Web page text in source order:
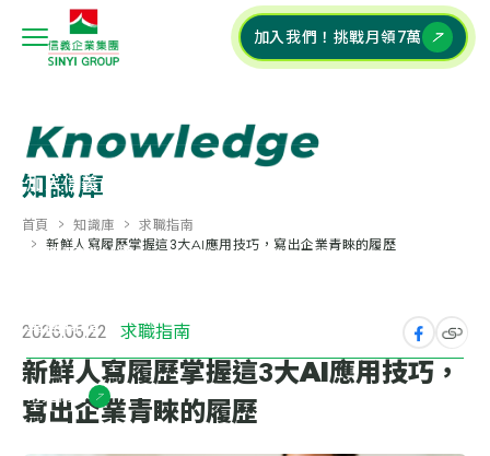
加入信義企業集團
校園深耕計畫
集團特輯 +
常見問答
加入我們！挑戰月領7萬
知識庫
首頁 知識庫
求職指南
新鮮人寫履歷掌握這3大AI應用技巧，寫出企業青睞的履歷
2026.06.22 求職指南
新鮮人寫履歷掌握這3大AI應用技巧，
寫出企業青睞的履歷